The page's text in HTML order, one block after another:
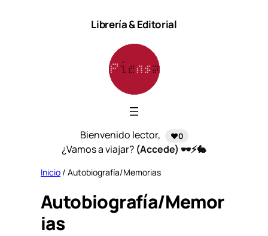
Librería & Editorial
Bienvenido lector, ❤️0
¿Vamos a viajar? (Accede) 🕶️⚡🐇
Inicio / Autobiografía/Memorias
Autobiografía/Memor
ias